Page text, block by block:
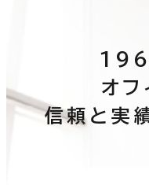
オフ
信頼と実